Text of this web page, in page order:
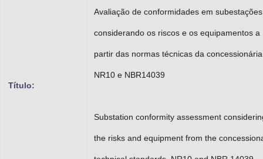
Título:
Avaliação de conformidades em subestações
considerando os riscos e os equipamentos a
partir das normas técnicas da
NR10 e NBR14039
Substation conformity assessment
the risks and equipment from the